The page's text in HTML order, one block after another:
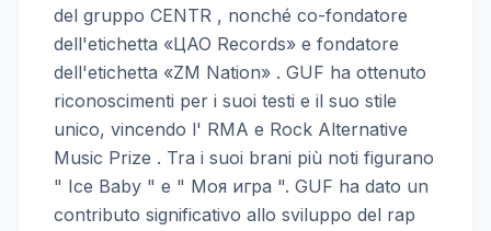
del gruppo CENTR , nonché co-fondatore
dell'etichetta «ЦАО Records» e fondatore
dell'etichetta «ZM Nation» . GUF ha ottenuto
riconoscimenti per i suoi testi e il suo stile
unico, vincendo l' RMA e Rock Alternative
Music Prize . Tra i suoi brani più noti figurano
" Ice Baby " e " Моя игра ". GUF ha dato un
contributo significativo allo sviluppo del rap